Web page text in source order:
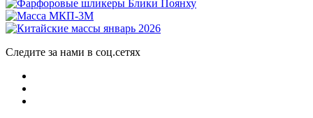
Следите за нами в соц.сетях